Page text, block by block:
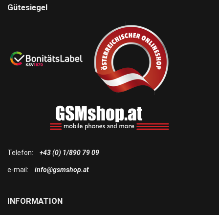
INFORMATION
Telefon: +43 (0) 1/890 79 09
e-mail: info@gsmshop.at
Gütesiegel